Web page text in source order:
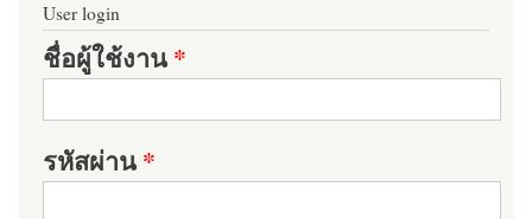
User login
ชื่อผู้ใช้งาน*
รหัสผ่าน*